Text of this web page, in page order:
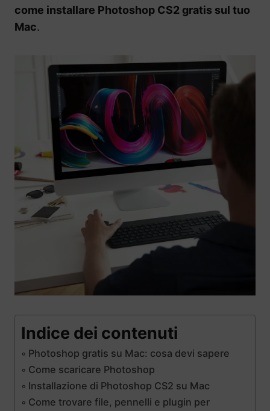
come installare Photoshop CS2 gratis sul tuo
Mac.
Indice dei contenuti
Photoshop gratis su Mac: cosa devi sapere
Come scaricare Photoshop
Installazione di Photoshop CS2 su Mac
Come trovare file, pennelli e plugin per